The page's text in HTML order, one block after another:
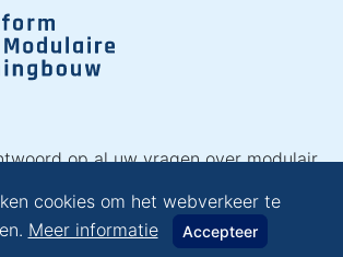
op al uw vragen over modulair
cookies om het webverkeer te
Meer informatie Accepteer